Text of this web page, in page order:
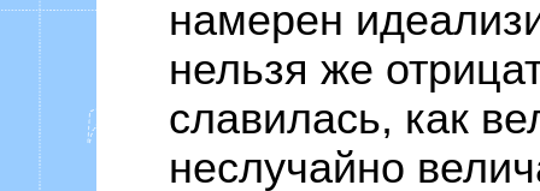
намерен
нельзя же
славилась, как
неслучайно